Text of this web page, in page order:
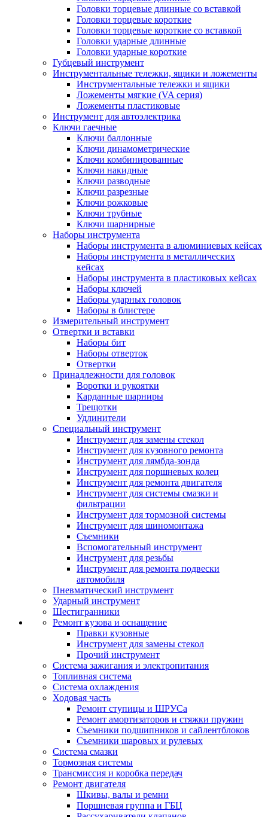
Головки торцевые длинные со вставкой
Головки торцевые короткие
Головки торцевые короткие со вставкой
Головки ударные длинные
Головки ударные короткие
Губцевый инструмент
Инструментальные тележки, ящики и ложементы
Инструментальные тележки и ящики
Ложементы мягкие (VA серия)
Ложементы пластиковые
Инструмент для автоэлектрика
Ключи гаечные
Ключи баллонные
Ключи динамометрические
Ключи комбинированные
Ключи накидные
Ключи разводные
Ключи разрезные
Ключи рожковые
Ключи трубные
Ключи шарнирные
Наборы инструмента
Наборы инструмента в алюминиевых кейсах
Наборы инструмента в металлических
кейсах
Наборы инструмента в пластиковых кейсах
Наборы ключей
Наборы ударных головок
Наборы в блистере
Измерительный инструмент
Отвертки и вставки
Наборы бит
Наборы отверток
Отвертки
Принадлежности для головок
Воротки и рукоятки
Карданные шарниры
Трещотки
Удлинители
Специальный инструмент
Инструмент для замены стекол
Инструмент для кузовного ремонта
Инструмент для лямбда-зонда
Инструмент для поршневых колец
Инструмент для ремонта двигателя
Инструмент для системы смазки и
фильтрации
Инструмент для тормозной системы
Инструмент для шиномонтажа
Съемники
Вспомогательный инструмент
Инструмент для резьбы
Инструмент для ремонта подвески
автомобиля
Пневматический инструмент
Ударный инструмент
Шестигранники
Ремонт кузова и оснащение
Правки кузовные
Инструмент для замены стекол
Прочий инструмент
Система зажигания и электропитания
Топливная система
Система охлаждения
Ходовая часть
Ремонт ступицы и ШРУСа
Ремонт амортизаторов и стяжки пружин
Съемники подшипников и сайлентблоков
Съемники шаровых и рулевых
Система смазки
Тормозная системы
Трансмиссия и коробка передач
Ремонт двигателя
Шкивы, валы и ремни
Поршневая группа и ГБЦ